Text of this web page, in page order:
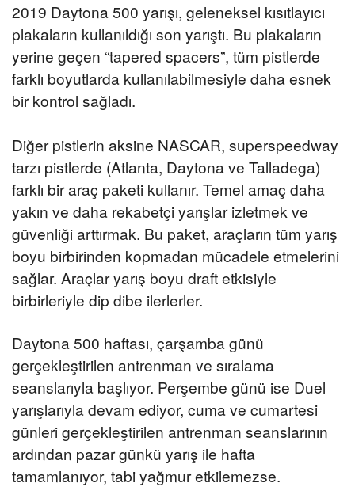
2019 Daytona 500 yarışı, geleneksel kısıtlayıcı
plakaların kullanıldığı son yarıştı. Bu plakaların
yerine geçen “tapered spacers”, tüm pistlerde
farklı boyutlarda kullanılabilmesiyle daha esnek
bir kontrol sağladı.
Diğer pistlerin aksine NASCAR, superspeedway
tarzı pistlerde (Atlanta, Daytona ve Talladega)
farklı bir araç paketi kullanır. Temel amaç daha
yakın ve daha rekabetçi yarışlar izletmek ve
güvenliği arttırmak. Bu paket, araçların tüm yarış
boyu birbirinden kopmadan mücadele etmelerini
sağlar. Araçlar yarış boyu draft etkisiyle
birbirleriyle dip dibe ilerlerler.
Daytona 500 haftası, çarşamba günü
gerçekleştirilen antrenman ve sıralama
seanslarıyla başlıyor. Perşembe günü ise Duel
yarışlarıyla devam ediyor, cuma ve cumartesi
günleri gerçekleştirilen antrenman seanslarının
ardından pazar günkü yarış ile hafta
tamamlanıyor, tabi yağmur etkilemezse.